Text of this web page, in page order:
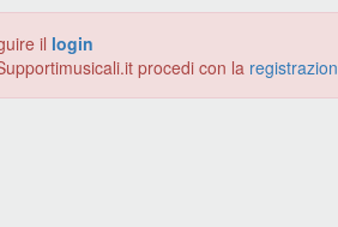
il login
procedi con la